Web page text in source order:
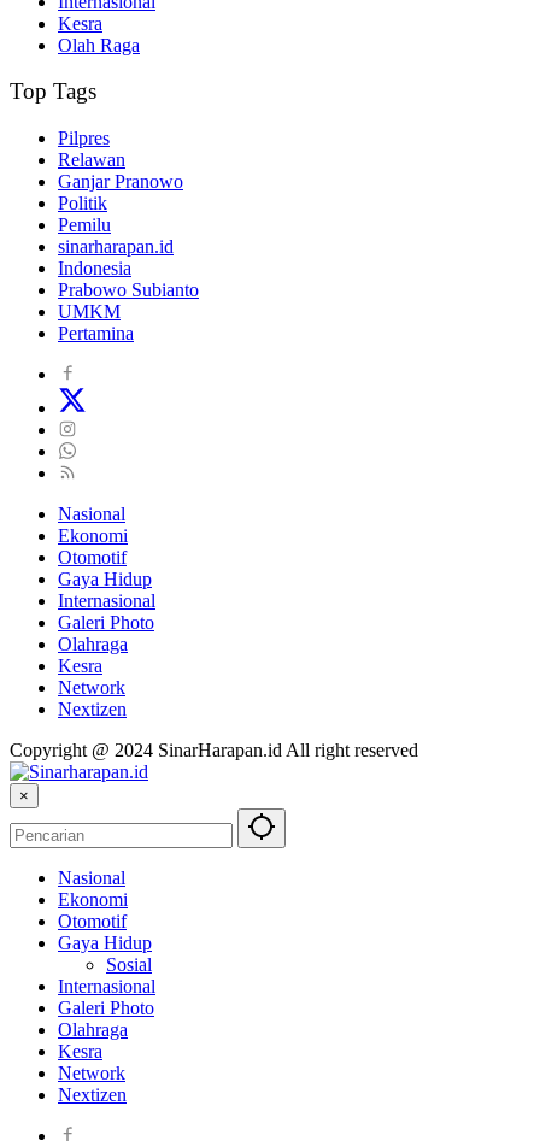
Kesra
Olah Raga
Top Tags
Pilpres
Relawan
Ganjar Pranowo
Politik
Pemilu
sinarharapan.id
Indonesia
Prabowo Subianto
UMKM
Pertamina
Nasional
Ekonomi
Otomotif
Gaya Hidup
Internasional
Galeri Photo
Olahraga
Kesra
Network
Nextizen
Copyright @ 2024 SinarHarapan.id All right reserved
×
Nasional
Ekonomi
Otomotif
Gaya Hidup
Sosial
Internasional
Galeri Photo
Olahraga
Kesra
Network
Nextizen